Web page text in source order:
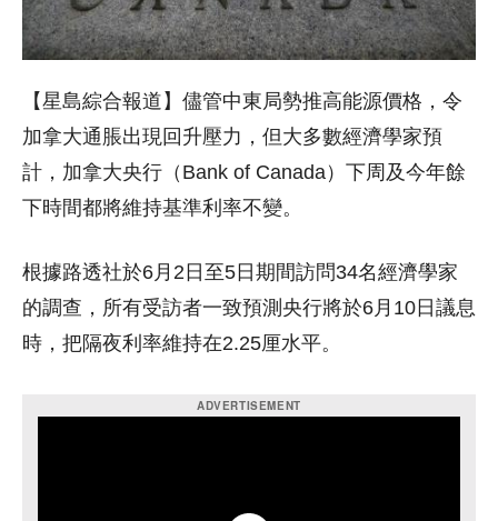
【星島綜合報道】儘管中東局勢推高能源價格，令
加拿大通脹出現回升壓力，但大多數經濟學家預
計，加拿大央行（Bank of Canada）下周及今年餘
下時間都將維持基準利率不變。
根據路透社於6月2日至5日期間訪問34名經濟學家
的調查，所有受訪者一致預測央行將於6月10日議息
時，把隔夜利率維持在2.25厘水平。